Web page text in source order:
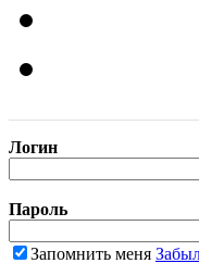
Логин
Пароль
Запомнить меня